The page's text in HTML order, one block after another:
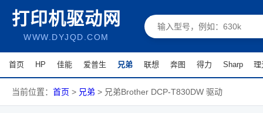
打印机驱动网
WWW.DYJQD.COM
首页 HP 佳能 爱普生 兄弟 联想 奔图 得力 Sharp 理
当前位置： 首页 > 兄弟 > 兄弟Brother DCP-T830DW 驱动